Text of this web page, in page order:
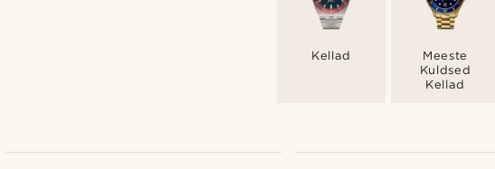
Kellad
Meeste
Kuldsed
Kellad